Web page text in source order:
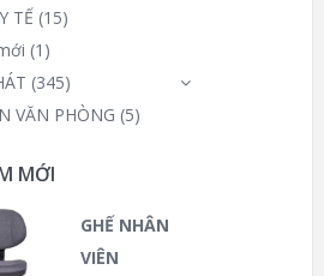
TẾ (15)
(1)
(345)
VĂN PHÒNG (5)
MỚI
GHẾ NHÂN
VIÊN